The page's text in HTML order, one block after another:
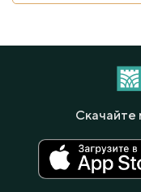
Скачайте